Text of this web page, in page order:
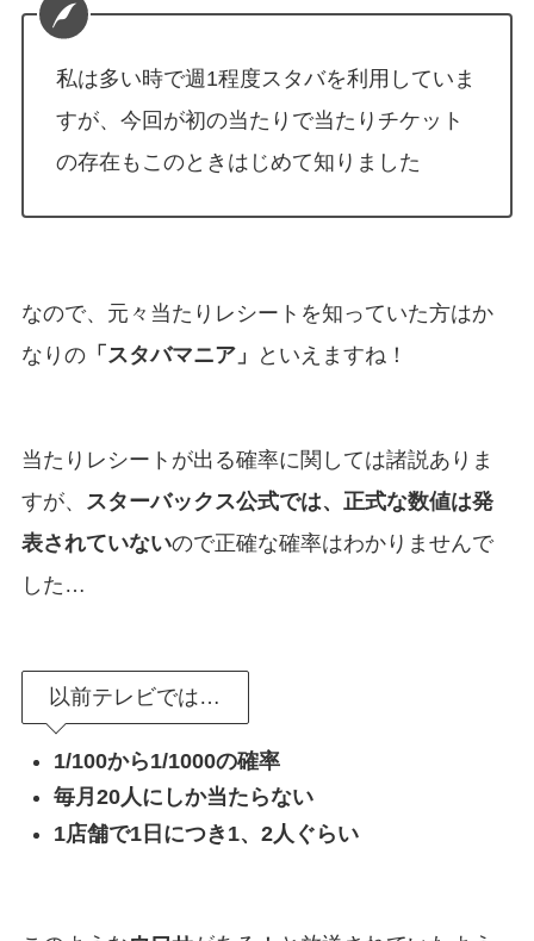
私は多い時で週1程度スタバを利用していま
すが、今回が初の当たりで当たりチケット
の存在もこのときはじめて知りました
なので、元々当たりレシートを知っていた方はか
なりの「スタバマニア」 といえますね！
当たりレシートが出る確率に関しては諸説ありま
すが、 スターバックス公式では、正式な数値は発
表されていないので正確な確率はわかりませんで
した…
以前テレビでは…
1/100から1/1000の確率
毎月20人にしか当たらない
1店舗で1日につき1、2人ぐらい